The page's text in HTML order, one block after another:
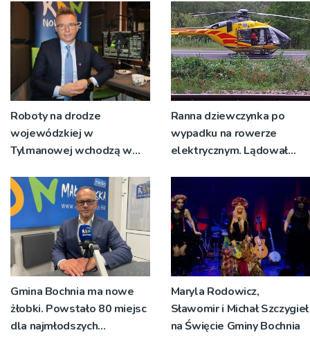
Roboty na drodze
wojewódzkiej w
Tylmanowej wchodzą w
Ranna dziewczynka po
wypadku na rowerze
elektrycznym. Lądował
Gmina Bochnia ma nowe
żłobki. Powstało 80 miejsc
dla najmłodszych
Maryla Rodowicz,
Sławomir i Michał Szczygieł
na Święcie Gminy Bochnia